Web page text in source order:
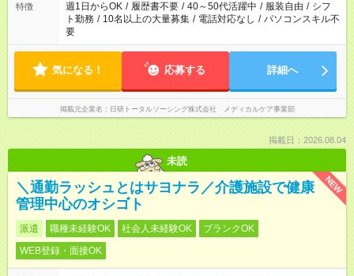
特徴 週1日からOK / 履歴書不要 / 40～50代活躍中 / 服装自由 / シフ
ト勤務 / 10名以上の大量募集 / 電話対応なし / パソコンスキル不
要
気になる！ 応募する 詳細へ
掲載元企業名 日研トータルソーシング株式会社 メディカルケア事業部
掲載日：2026.08.04
未読
NEW
＼通勤ラッシュとはサヨナラ／介護施設で健康
管理中心のオシゴト
派遣 職種未経験OK 社会人未経験OK
ブランクOK
WEB登録・面接OK